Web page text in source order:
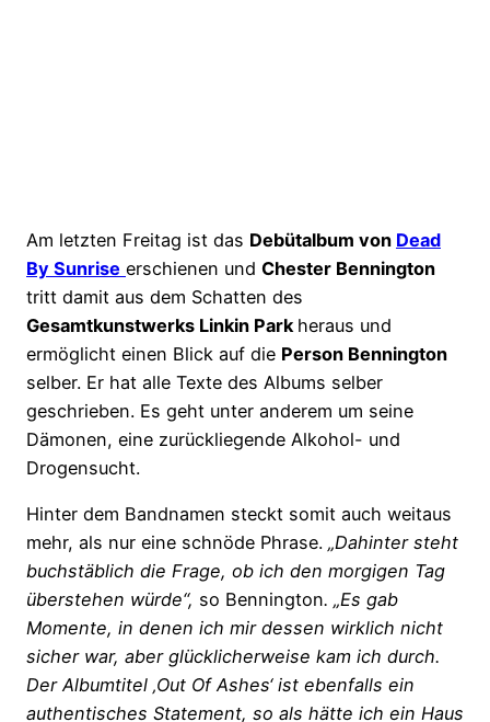
Am letzten Freitag ist das Debütalbum von Dead
By Sunrise erschienen und Chester Bennington
tritt damit aus dem Schatten des
Gesamtkunstwerks Linkin Park heraus und
ermöglicht einen Blick auf die Person Bennington
selber. Er hat alle Texte des Albums selber
geschrieben. Es geht unter anderem um seine
Dämonen, eine zurückliegende Alkohol- und
Drogensucht.
Hinter dem Bandnamen steckt somit auch weitaus
mehr, als nur eine schnöde Phrase. „Dahinter steht
buchstäblich die Frage, ob ich den morgigen Tag
überstehen würde“, so Bennington. „Es gab
Momente, in denen ich mir dessen wirklich nicht
sicher war, aber glücklicherweise kam ich durch.
Der Albumtitel ‚Out Of Ashes‘ ist ebenfalls ein
authentisches Statement, so als hätte ich ein Haus